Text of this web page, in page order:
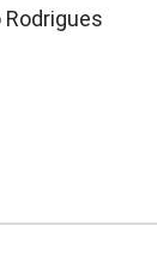
Rodrigues